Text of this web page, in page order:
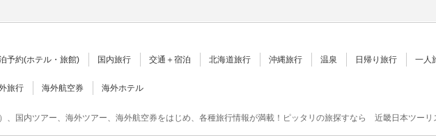
予約(ホテル・旅館) 国内旅行 交通＋宿泊 北海道旅行 沖縄旅行 温泉 日帰り旅行 一人
旅行 海外航空券 海外ホテル
、国内ツアー、海外ツアー、海外航空券をはじめ、各種旅行情報が満載！ピッタリの旅探すなら 近畿日本ツーリ